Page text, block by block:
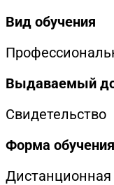
Вид обучения
Выдаваемый
Свидетельство
Форма обучения
Дистанционная